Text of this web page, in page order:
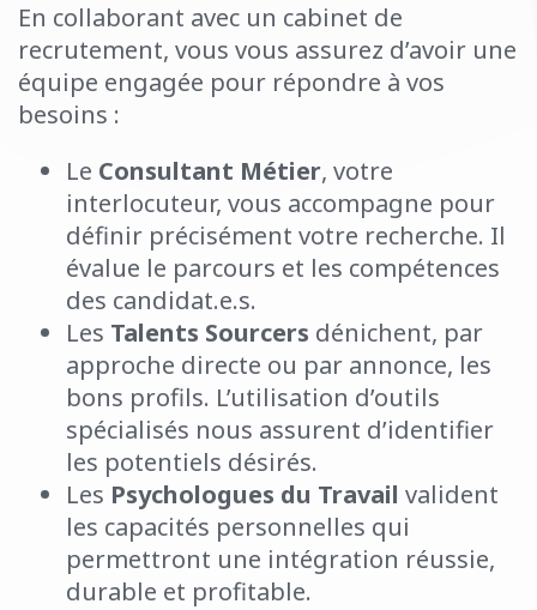
En collaborant avec un cabinet de
recrutement, vous vous assurez d’avoir une
équipe engagée pour répondre à vos
besoins :
Le Consultant Métier, votre
interlocuteur, vous accompagne pour
définir précisément votre recherche. Il
évalue le parcours et les compétences
des candidat.e.s.
Les Talents Sourcers dénichent, par
approche directe ou par annonce, les
bons profils. L’utilisation d’outils
spécialisés nous assurent d’identifier
les potentiels désirés.
Les Psychologues du Travail valident
les capacités personnelles qui
permettront une intégration réussie,
durable et profitable.